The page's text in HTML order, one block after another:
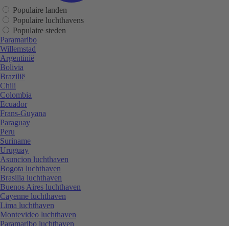
Populaire landen
Populaire luchthavens
Populaire steden
Paramaribo
Willemstad
Argentinië
Bolivia
Brazilië
Chili
Colombia
Ecuador
Frans-Guyana
Paraguay
Peru
Suriname
Uruguay
Asuncion luchthaven
Bogota luchthaven
Brasilia luchthaven
Buenos Aires luchthaven
Cayenne luchthaven
Lima luchthaven
Montevideo luchthaven
Paramaribo luchthaven